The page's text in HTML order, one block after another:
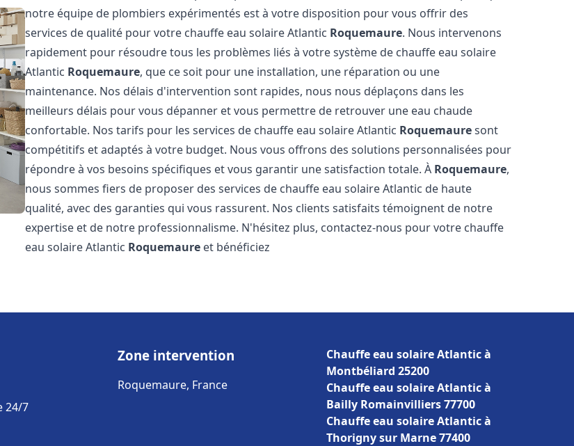
notre équipe de plombiers expérimentés est à votre disposition pour vous offrir des
services de qualité pour votre chauffe eau solaire Atlantic Roquemaure. Nous intervenons
rapidement pour résoudre tous les problèmes liés à votre système de chauffe eau solaire
Atlantic Roquemaure, que ce soit pour une installation, une réparation ou une
maintenance. Nos délais d'intervention sont rapides, nous nous déplaçons dans les
meilleurs délais pour vous dépanner et vous permettre de retrouver une eau chaude
confortable. Nos tarifs pour les services de chauffe eau solaire Atlantic Roquemauresont
compétitifs et adaptés à votre budget. Nous vous offrons des solutions personnalisées pour
répondre à vos besoins spécifiques et vous garantir une satisfaction totale. À Roquemaure,
nous sommes fiers de proposer des services de chauffe eau solaire Atlantic de haute
qualité, avec des garanties qui vous rassurent. Nos clients satisfaits témoignent de notre
expertise et de notre professionnalisme. N'hésitez plus, contactez-nous pour votre chauffe
eau solaire Atlantic Roquemaure et bénéficiez
24/7
Zone intervention
Roquemaure, France
Chauffe eau solaire Atlantic à
Montbéliard 25200
Chauffe eau solaire Atlantic à
Bailly Romainvilliers 77700
Chauffe eau solaire Atlantic à
Thorigny sur Marne 77400